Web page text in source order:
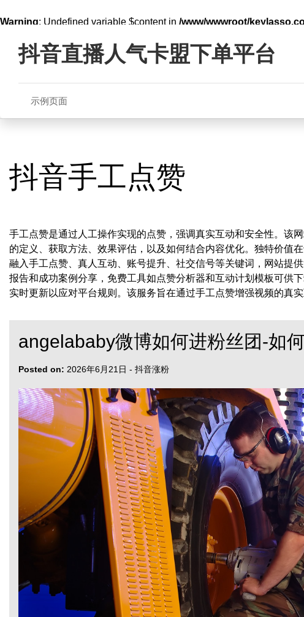
Warning: Undefined variable $content in /www/wwwroot/
content抖音直播人气卡盟下单平台
示例页面
抖音手工点赞
手工点赞是通过人工操作实现的点赞，强调真实互动和安全性。该
的定义、获取方法、效果评估，以及如何结合内容优化。独特价值
融入手工点赞、真人互动、账号提升、社交信号等关键词，网站提
报告和成功案例分享，免费工具如点赞分析器和互动计划模板可供
实时更新以应对平台规则。该服务旨在通过手工点赞增强视频的真
angelababy微博如何进粉丝团-如
Posted on: 2026年6月21日 - 抖音涨粉